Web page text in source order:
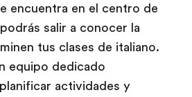
encuentra en el centro de
salir a conocer la
tus clases de italiano.
equipo dedicado
actividades y